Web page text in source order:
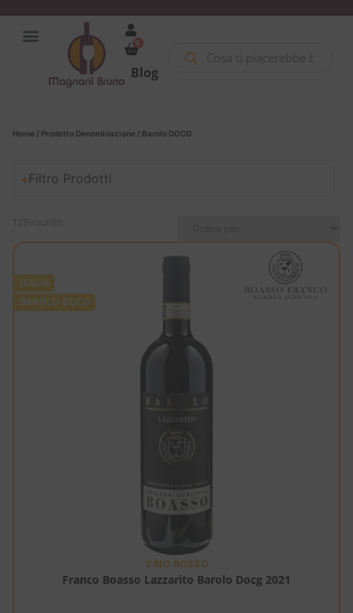
0
Blog
Home / Prodotto Denominazione / Barolo DOCG
Filtro Prodotti
ITALIA
BAROLO DOCG
VINO ROSSO
Franco Boasso Lazzarito Barolo Docg 2021